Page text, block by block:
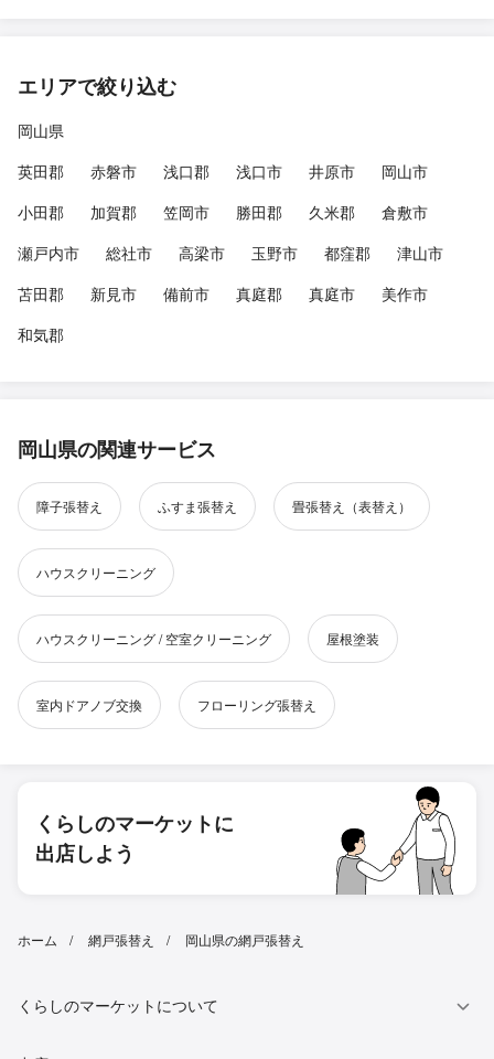
エリアで絞り込む
岡山県
英田郡
赤磐市 浅口郡 浅口市 井原市
岡山市
小田郡
加賀郡 笠岡市 勝田郡 久米郡
倉敷市
瀬戸内市
総社市 高梁市 玉野市 都窪郡
津山市
苫田郡
新見市 備前市 真庭郡 真庭市
美作市
和気郡
岡山県の関連サービス
障子張替え ふすま張替え 畳張替え（表替え）
ハウスクリーニング
ハウスクリーニング / 空室クリーニング 屋根塗装
室内ドアノブ交換 フローリング張替え
くらしのマーケットに
出店しよう
ホーム 網戸張替え 岡山県の網戸張替え
くらしのマーケットについて